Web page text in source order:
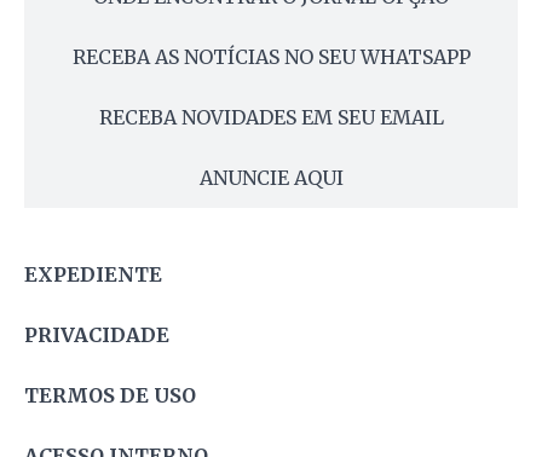
RECEBA AS NOTÍCIAS NO SEU WHATSAPP
RECEBA NOVIDADES EM SEU EMAIL
ANUNCIE AQUI
EXPEDIENTE
PRIVACIDADE
TERMOS DE USO